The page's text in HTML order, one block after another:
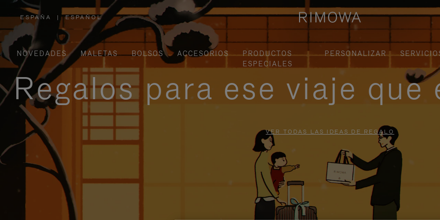
ESPAÑA
,
ELIGE
UBICACIÓN
| ESPAÑOL
NOVEDADES MALETAS BOLSOS ACCESORIOS
PRODUCTOS
ESPECIALES
PERSONALIZAR
Regalos para ese viaje
VER TODAS LAS IDEAS DE REGALO